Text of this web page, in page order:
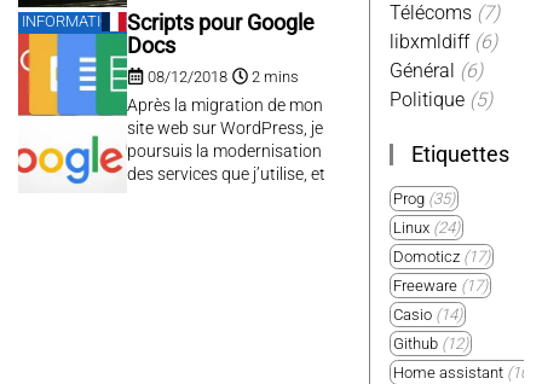
P1 (2007) est devenu
subitement sujet à des
faux contacts, rendant de
fait le four très peu
utilisable car le four
s’arrêtait et redémarrait
sans arrêt, réinitialisant la
température, le timer, etc.
INFORMATIQUEScripts pour Google
Docs
08/12/2018 2 mins
Après la migration de mon
site web sur WordPress, je
poursuis la modernisation
des services que j’utilise, et
Télécoms (7)
libxmldiff (6)
Général (6)
Politique (5)
Etiquettes
Prog (35)
Linux (24)
Domoticz (17)
Freeware (17)
Casio (14)
Github (12)
Home assistant (10)